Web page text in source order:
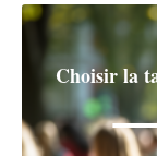
Choisir la